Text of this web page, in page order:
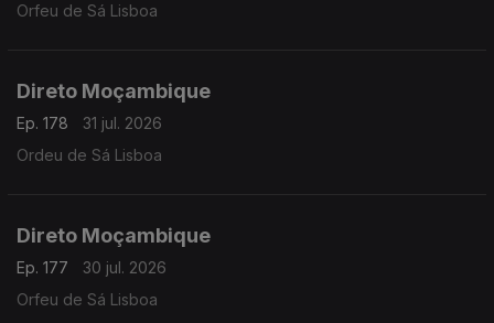
Orfeu de Sá Lisboa
Direto Moçambique
Ep. 178
31 jul. 2026
Ordeu de Sá Lisboa
Direto Moçambique
Ep. 177
30 jul. 2026
Orfeu de Sá Lisboa